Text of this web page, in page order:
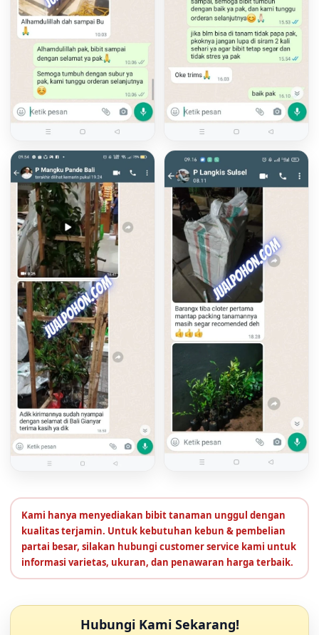
Kami hanya menyediakan bibit tanaman unggul dengan
kualitas terjamin. Untuk kebutuhan kebun & pembelian
partai besar, silakan hubungi customer service kami untuk
informasi varietas, ukuran, dan penawaran harga terbaik.
Hubungi Kami Sekarang!